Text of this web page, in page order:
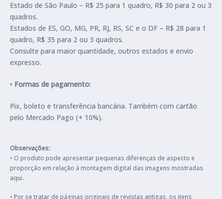
Estado de São Paulo – R$ 25 para 1 quadro, R$ 30 para 2 ou 3
quadros.
Estados de ES, GO, MG, PR, RJ, RS, SC e o DF – R$ 28 para 1
quadro, R$ 35 para 2 ou 3 quadros.
Consulte para maior quantidade, outros estados e envio
expresso.
• Formas de pagamento:
Pix, boleto e transferência bancária. Também com cartão
pelo Mercado Pago (+ 10%).
Observações:
• O produto pode apresentar pequenas diferenças de aspecto e
proporção em relação à montagem digital das imagens mostradas
aqui.
• Por se tratar de páginas originais de revistas antigas, os itens